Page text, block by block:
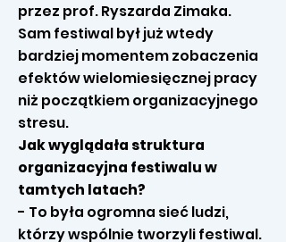
przez prof. Ryszarda Zimaka.
Sam festiwal był już wtedy
bardziej momentem zobaczenia
efektów wielomiesięcznej pracy
niż początkiem organizacyjnego
stresu.
Jak wyglądała struktura
organizacyjna festiwalu w
tamtych latach?
- To była ogromna sieć ludzi,
którzy wspólnie tworzyli festiwal.